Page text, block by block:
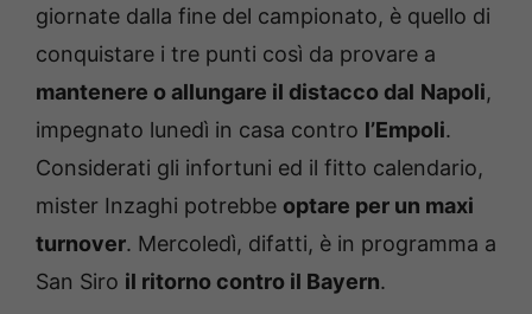
giornate dalla fine del campionato, è quello di
conquistare i tre punti così da provare a
mantenere o allungare il distacco dal Napoli,
impegnato lunedì in casa contro l’Empoli.
Considerati gli infortuni ed il fitto calendario,
mister Inzaghi potrebbe optare per un maxi
turnover. Mercoledì, difatti, è in programma a
San Siro il ritorno contro il Bayern.